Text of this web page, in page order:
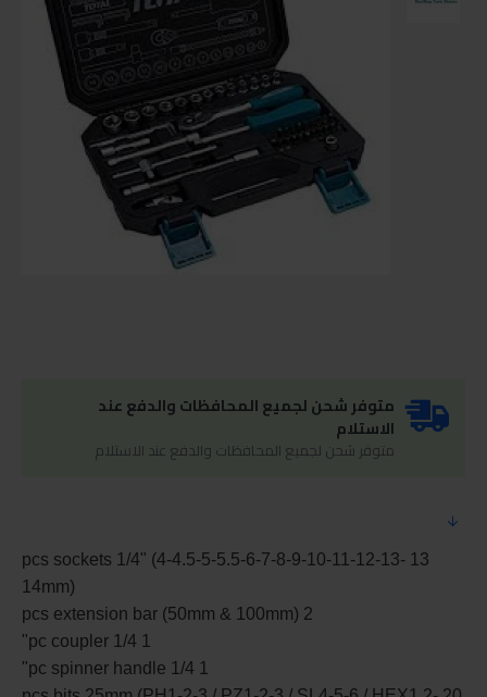
متوفر شحن لجميع المحافظات والدفع عند
الاستلام
متوفر شحن لجميع المحافظات والدفع عند الاستلام
13 pcs sockets 1/4" (4-4.5-5-5.5-6-7-8-9-10-11-12-13-
14mm)
2 pcs extension bar (50mm & 100mm)
1 pc coupler 1/4"
1 pc spinner handle 1/4"